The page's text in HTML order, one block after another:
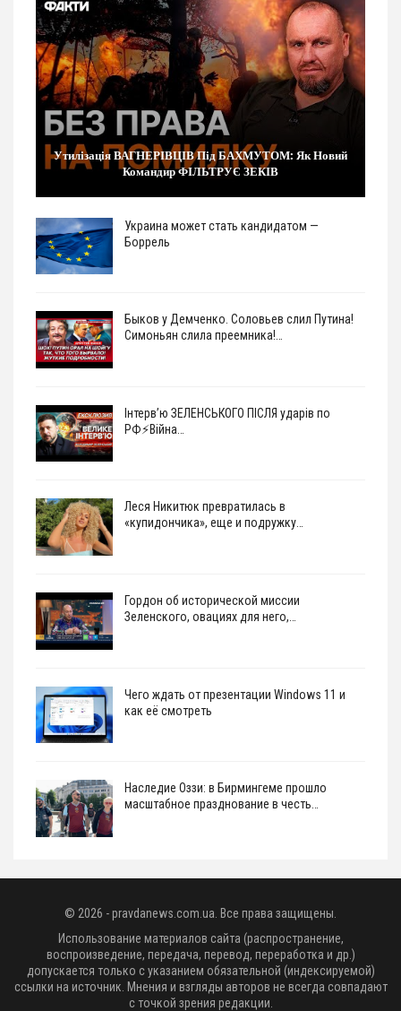
Утилізація ВАГНЕРІВЦІВ Під БАХМУТОМ: Як Новий
Командир ФІЛЬТРУЄ ЗЕКІВ
Украина может стать кандидатом —
Боррель
Быков у Демченко. Соловьев слил Путина!
Симоньян слила преемника!…
Інтерв’ю ЗЕЛЕНСЬКОГО ПІСЛЯ ударів по
РФ⚡️Війна…
Леся Никитюк превратилась в
«купидончика», еще и подружку…
Гордон об исторической миссии
Зеленского, овациях для него,…
Чего ждать от презентации Windows 11 и
как её смотреть
Наследие Оззи: в Бирмингеме прошло
масштабное празднование в честь…
© 2026 - pravdanews.com.ua. Все права защищены.
Использование материалов сайта (распространение,
воспроизведение, передача, перевод, переработка и др.)
допускается только с указанием обязательной (индексируемой)
ссылки на источник. Мнения и взгляды авторов не всегда совпадают
с точкой зрения редакции.